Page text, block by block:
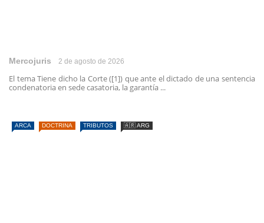
Mercojuris 2 de agosto de 2026
El tema Tiene dicho la Corte ([1]) que ante el dictado de una sentencia
condenatoria en sede casatoria, la garantía ...
ARCA DOCTRINA TRIBUTOS 🇦🇷 ARG